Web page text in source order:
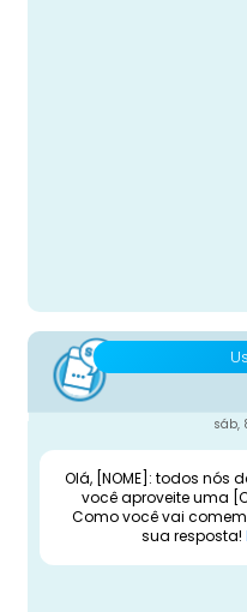
sáb,
Olá, [NOME]: todos nós
você aproveite uma
Como você vai
sua resposta!